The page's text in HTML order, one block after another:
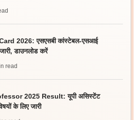
2026: एसएसबी कांस्टेबल-एसआई
डाउनलोड करें
read
2025 Result: यूपी असिस्टेंट
के लिए जारी